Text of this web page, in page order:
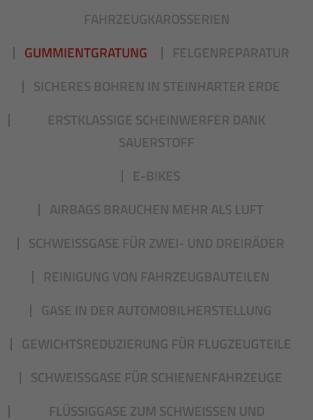
FAHRZEUGKAROSSERIEN
GUMMIENTGRATUNG
FELGENREPARATUR
SICHERES BOHREN IN STEINHARTER ERDE
ERSTKLASSIGE SCHEINWERFER DANK
SAUERSTOFF
E-BIKES
AIRBAGS BRAUCHEN MEHR ALS LUFT
SCHWEISSGASE FÜR ZWEI- UND DREIRÄDER
REINIGUNG VON FAHRZEUGBAUTEILEN
GASE IN DER AUTOMOBILHERSTELLUNG
GEWICHTSREDUZIERUNG FÜR FLUGZEUGTEILE
SCHWEISSGASE FÜR SCHIENENFAHRZEUGE
FLÜSSIGGASE ZUM SCHWEISSEN UND S